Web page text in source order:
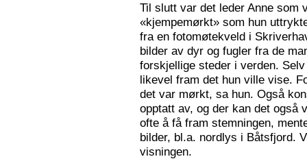
Til slutt var det leder Anne som
«kjempemørkt» som hun
fra en fotomøtekveld i
bilder av dyr og fugler fra de
forskjellige steder i verden.
likevel fram det hun ville vise.
det var mørkt, sa hun. Også
opptatt av, og der kan det
ofte å få fram stemningen,
bilder, bl.a. nordlys i Båtsfjord.
visningen.